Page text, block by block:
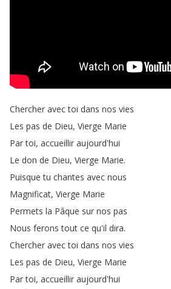
Chercher avec toi dans nos vies
Les pas de Dieu, Vierge Marie
Par toi, accueillir aujourd'hui
Le don de Dieu, Vierge Marie.
Puisque tu chantes avec nous
Magnificat, Vierge Marie
Permets la Pâque sur nos pas
Nous ferons tout ce qu'il dira.
Chercher avec toi dans nos vies
Les pas de Dieu, Vierge Marie
Par toi, accueillir aujourd'hui